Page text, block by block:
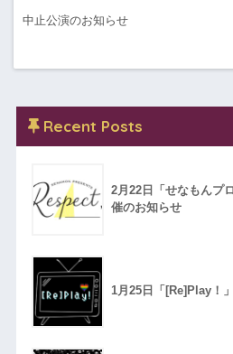
中止公演のお知らせ
Recent Posts
2月22日「せなもんプ
催のお知らせ
1月25日「[Re]Play！